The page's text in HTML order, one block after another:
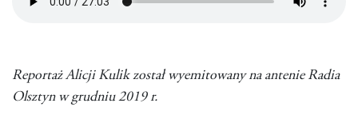
Reportaż Alicji Kulik został wyemitowany na antenie Radia
Olsztyn w grudniu 2019 r.